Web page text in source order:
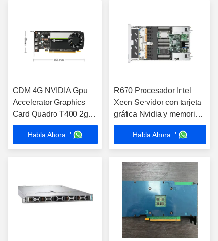
ODM 4G NVIDIA Gpu
Accelerator Graphics
Card Quadro T400 2gb
Gddr6
Habla Ahora. '
R670 Procesador Intel
Xeon Servidor con tarjeta
gráfica Nvidia y memoria
SSD
Habla Ahora. '